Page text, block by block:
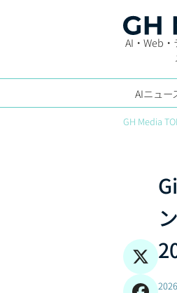
AI・Web
AIニュー
GH Media